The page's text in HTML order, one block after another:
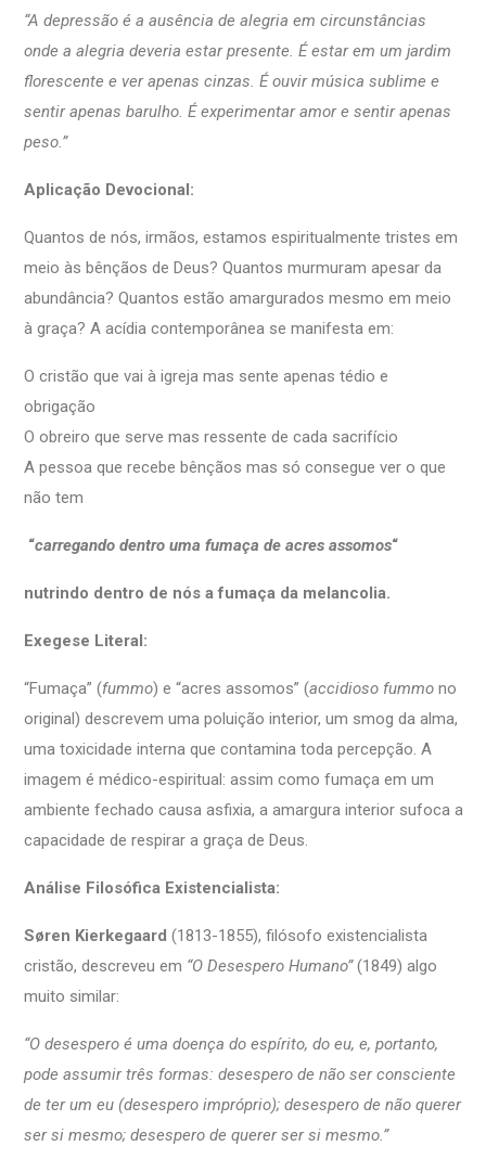
“A depressão é a ausência de alegria em circunstâncias
onde a alegria deveria estar presente. É estar em um jardim
florescente e ver apenas cinzas. É ouvir música sublime e
sentir apenas barulho. É experimentar amor e sentir apenas
peso.”
Aplicação Devocional:
Quantos de nós, irmãos, estamos espiritualmente tristes em
meio às bênçãos de Deus? Quantos murmuram apesar da
abundância? Quantos estão amargurados mesmo em meio
à graça? A acídia contemporânea se manifesta em:
O cristão que vai à igreja mas sente apenas tédio e
obrigação
O obreiro que serve mas ressente de cada sacrifício
A pessoa que recebe bênçãos mas só consegue ver o que
não tem
“carregando dentro uma fumaça de acres assomos“
nutrindo dentro de nós a fumaça da melancolia.
Exegese Literal:
“Fumaça” (fummo) e “acres assomos” (accidioso fummo no
original) descrevem uma poluição interior, um smog da alma,
uma toxicidade interna que contamina toda percepção. A
imagem é médico-espiritual: assim como fumaça em um
ambiente fechado causa asfixia, a amargura interior sufoca a
capacidade de respirar a graça de Deus.
Análise Filosófica Existencialista:
Søren Kierkegaard (1813-1855), filósofo existencialista
cristão, descreveu em “O Desespero Humano”(1849) algo
muito similar:
“O desespero é uma doença do espírito, do eu, e, portanto,
pode assumir três formas: desespero de não ser consciente
de ter um eu (desespero impróprio); desespero de não querer
ser si mesmo; desespero de querer ser si mesmo.”